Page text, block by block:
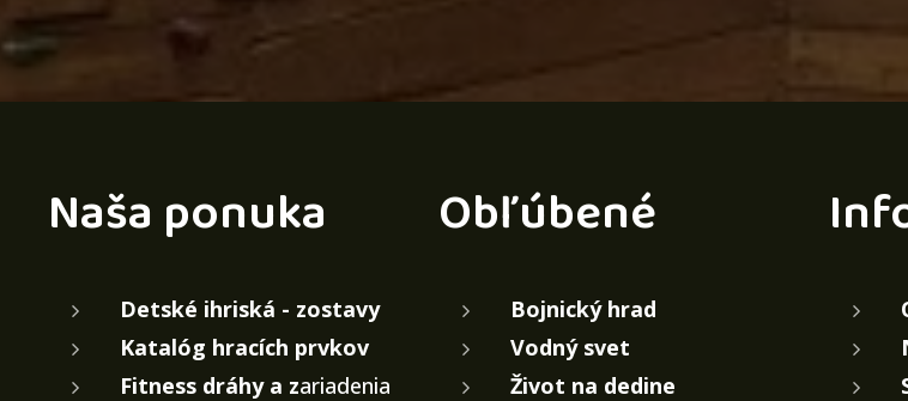
Naša ponuka
Detské ihriská - zostavy
Katalóg hracích prvkov
Fitness dráhy a zariadenia
Obľúbené
Bojnický hrad
Vodný svet
Život na dedine